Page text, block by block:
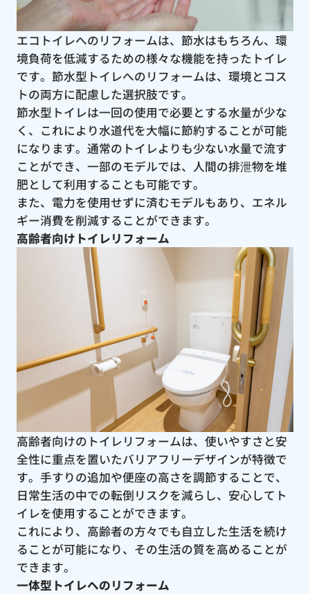
エコトイレへのリフォームは、節水はもちろん、環
境負荷を低減するための様々な機能を持ったトイレ
です。節水型トイレへのリフォームは、環境とコス
トの両方に配慮した選択肢です。
節水型トイレは一回の使用で必要とする水量が少な
く、これにより水道代を大幅に節約することが可能
になります。通常のトイレよりも少ない水量で流す
ことができ、一部のモデルでは、人間の排泄物を堆
肥として利用することも可能です。
また、電力を使用せずに済むモデルもあり、エネル
ギー消費を削減することができます。
高齢者向けトイレリフォーム
高齢者向けのトイレリフォームは、使いやすさと安
全性に重点を置いたバリアフリーデザインが特徴で
す。手すりの追加や便座の高さを調節することで、
日常生活の中での転倒リスクを減らし、安心してト
イレを使用することができます。
これにより、高齢者の方々でも自立した生活を続け
ることが可能になり、その生活の質を高めることが
できます。
一体型トイレへのリフォーム